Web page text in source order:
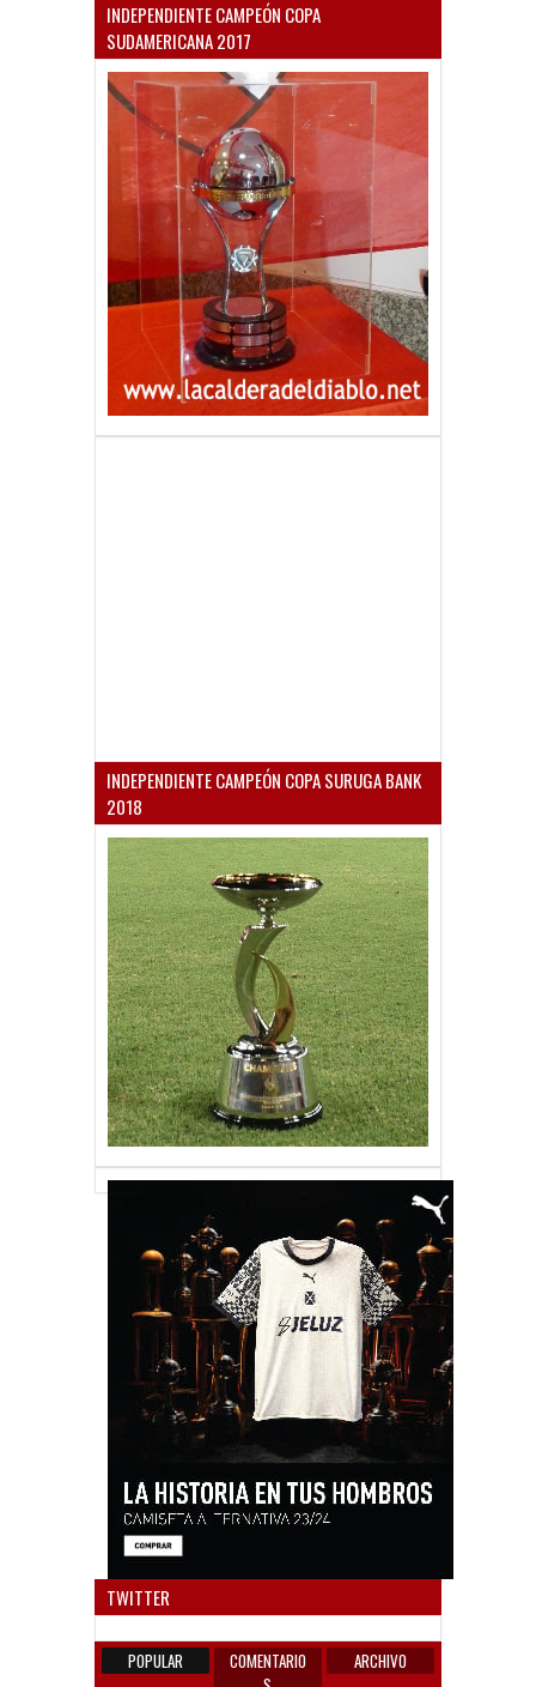
INDEPENDIENTE CAMPEÓN COPA
SUDAMERICANA 2017
INDEPENDIENTE CAMPEÓN COPA SURUGA BANK
2018
TWITTER
POPULAR
COMENTARIO
ARCHIVO